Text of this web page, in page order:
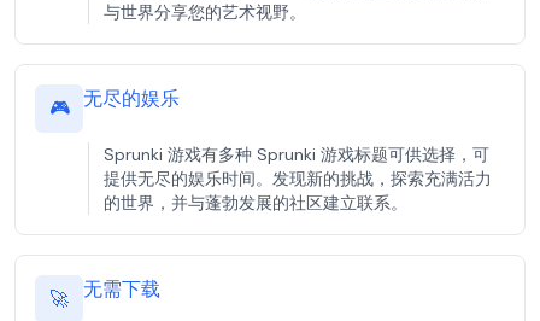
与世界分享您的艺术视野。
🎮 无尽的娱乐
Sprunki 游戏有多种 Sprunki 游戏标题可供选择，可
提供无尽的娱乐时间。发现新的挑战，探索充满活力
的世界，并与蓬勃发展的社区建立联系。
🚀 无需下载